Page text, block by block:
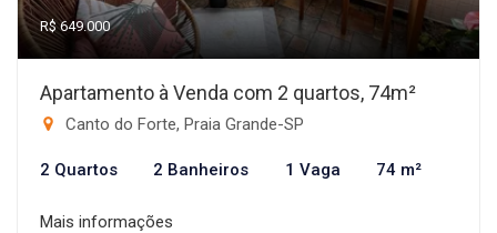
R$ 649.000
Apartamento à Venda com 2 quartos, 74m²
Canto do Forte, Praia Grande-SP
2 Quartos 2 Banheiros 1 Vaga 74 m²
Mais informações